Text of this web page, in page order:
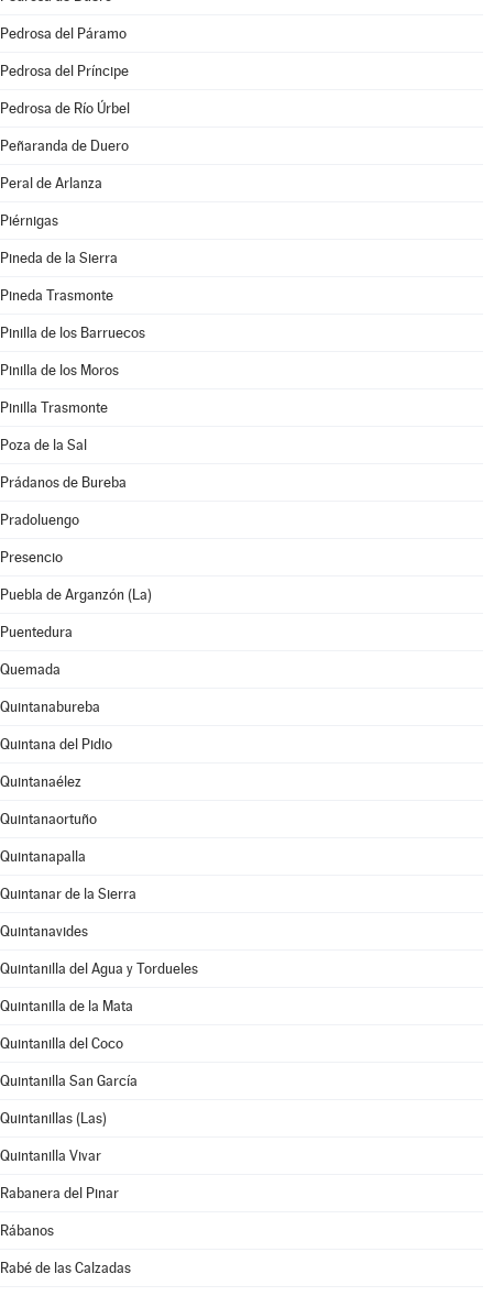
Pedrosa del Páramo
Pedrosa del Príncipe
Pedrosa de Río Úrbel
Peñaranda de Duero
Peral de Arlanza
Piérnigas
Pineda de la Sierra
Pineda Trasmonte
Pinilla de los Barruecos
Pinilla de los Moros
Pinilla Trasmonte
Poza de la Sal
Prádanos de Bureba
Pradoluengo
Presencio
Puebla de Arganzón (La)
Puentedura
Quemada
Quintanabureba
Quintana del Pidio
Quintanaélez
Quintanaortuño
Quintanapalla
Quintanar de la Sierra
Quintanavides
Quintanilla del Agua y Tordueles
Quintanilla de la Mata
Quintanilla del Coco
Quintanilla San García
Quintanillas (Las)
Quintanilla Vivar
Rabanera del Pinar
Rábanos
Rabé de las Calzadas